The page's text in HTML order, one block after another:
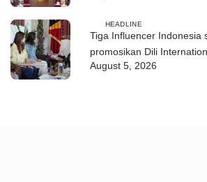
HEADLINE
Tiga Influencer Indonesia
promosikan Dili
Marathon dan Wisata
August 5, 2026